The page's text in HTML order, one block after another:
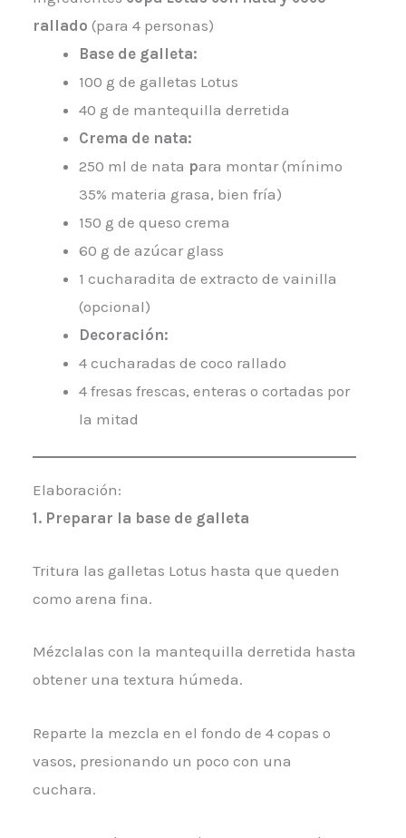
rallado (para 4 personas)
Base de galleta:
100 g de galletas Lotus
40 g de mantequilla derretida
Crema de nata:
250 ml de nata para montar (mínimo
35% materia grasa, bien fría)
150 g de queso crema
60 g de azúcar glass
1 cucharadita de extracto de vainilla
(opcional)
Decoración:
4 cucharadas de coco rallado
4 fresas frescas, enteras o cortadas por
la mitad
Elaboración:
1. Preparar la base de galleta
Tritura las galletas Lotus hasta que queden
como arena fina.
Mézclalas con la mantequilla derretida hasta
obtener una textura húmeda.
Reparte la mezcla en el fondo de 4 copas o
vasos, presionando un poco con una
cuchara.